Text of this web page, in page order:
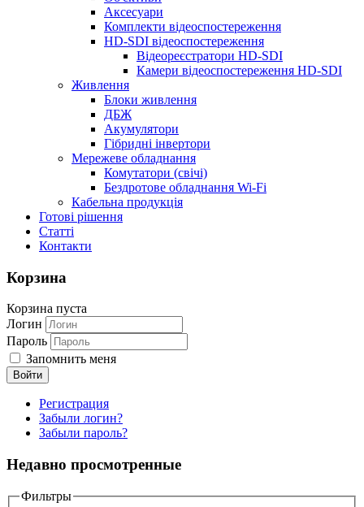
Аксесуари
Комплекти відеоспостереження
HD-SDI відеоспостереження
Відеореєстратори HD-SDI
Камери відеоспостереження HD-SDI
Живлення
Блоки живлення
ДБЖ
Акумулятори
Гібридні інвертори
Мережеве обладнання
Комутатори (свічі)
Бездротове обладнання Wi-Fi
Кабельна продукція
Готові рішення
Статті
Контакти
Корзина
Корзина пуста
Логин
Пароль
Запомнить меня
Регистрация
Забыли логин?
Забыли пароль?
Недавно просмотренные
Фильтры